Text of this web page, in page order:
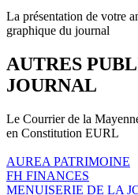
La présentation de votre
graphique du journal
AUTRES
JOURNAL
Le Courrier de la
en Constitution EURL
AUREA PATRIMOINE
FH FINANCES
MENUISERIE DE LA